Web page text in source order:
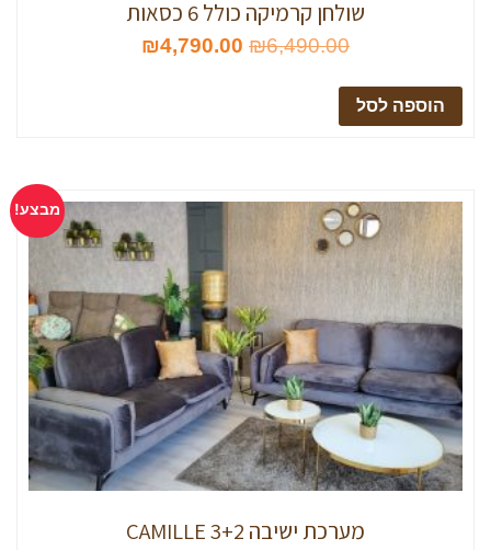
שולחן קרמיקה כולל 6 כסאות
₪6,490.00
₪4,790.00
הוספה לסל
מבצע!
מערכת ישיבה CAMILLE 3+2